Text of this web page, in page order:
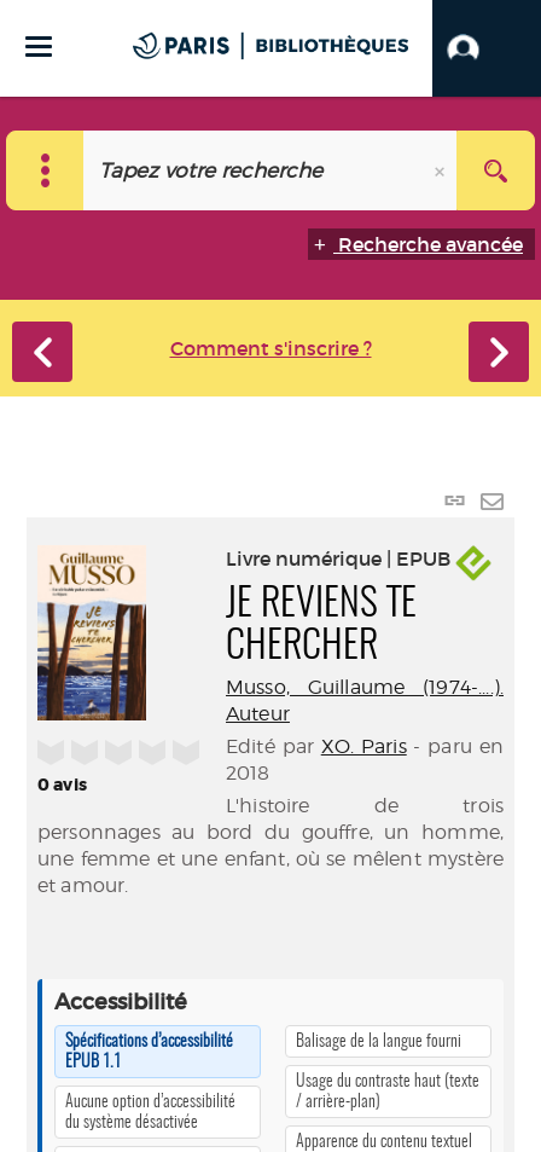
Recherche avancée
Comment s'inscrire ?
Lien
0avis
Livre numérique | EPUB
JE REVIENS TE
CHERCHER
Musso, Guillaume (1974-....).
Auteur
Edité par XO. Paris- paru en
2018
L'histoire de trois
personnages au bord du gouffre, un homme,
une femme et une enfant, où se mêlent mystère
et amour.
Accessibilité
Spécifications d’accessibilité
EPUB 1.1
Aucune option d’accessibilité
du système désactivée
Balisage de la langue fourni
Usage du contraste haut (texte
/ arrière-plan)
Apparence du contenu textuel